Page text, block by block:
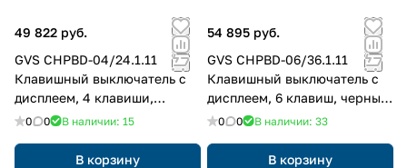
49 822 руб.
GVS CHPBD-04/24.1.11
Клавишный выключатель с
дисплеем, 4 клавиши,
черный, антиблик
0 0 В наличии: 15
В корзину
54 895 руб.
GVS CHPBD-06/36.1.11
Клавишный выключатель с
дисплеем, 6 клавиш, черный,
антиблик
0 0 В наличии: 33
В корзину